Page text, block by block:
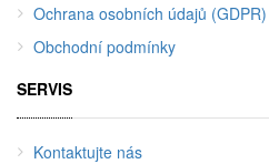
Ochrana osobních údajů (GDPR)
Obchodní podmínky
SERVIS
Kontaktujte nás